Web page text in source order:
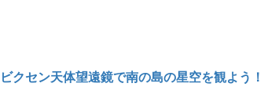
ビクセン天体望遠鏡で南の島の星空を観よう！